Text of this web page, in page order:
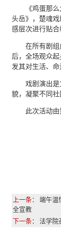
《鸡蛋那
头岳》，楚魂
感层次进行贴合
在所有剧
后，全场观众
发其对生活、命
戏剧演出
貌，凝聚不同社
此次活动
上一条： 端午温
全宣教
下一条： 法学院